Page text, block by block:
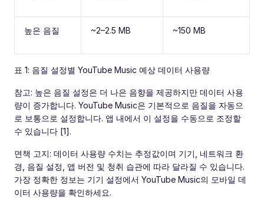
높은 음질 ~2–2.5 MB ~150 MB
표 1: 음질 설정별 YouTube Music 예상 데이터 사용량
참고: 높은 음질 설정은 더 나은 음향을 제공하지만 데이터 사용
량이 증가합니다. YouTube Music은 기본적으로 음질을 자동으
로 보통으로 설정합니다. 앱 내에서 이 설정을 수동으로 조정할
수 있습니다 [1].
면책 고지: 데이터 사용량 수치는 추정값이며 기기, 네트워크 환
경, 음질 설정, 앱 버전 및 청취 습관에 따라 달라질 수 있습니다.
가장 정확한 정보는 기기 설정에서 YouTube Music의 모바일 데
이터 사용량을 확인하세요.